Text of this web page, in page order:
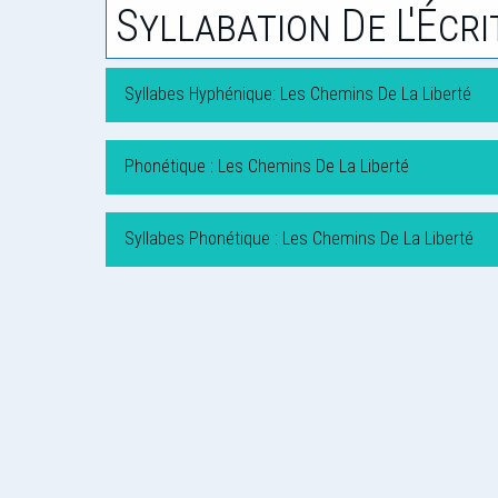
Syllabation De
Syllabes Hyphénique: Les Chemins De La Liberté
Phonétique : Les Chemins De La Liberté
Syllabes Phonétique : Les Chemins De La Liberté